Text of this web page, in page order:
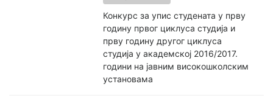
Конкурс за упис студената у прву
годину првог циклуса студија и
прву годину другог циклуса
студија у академској 2016/2017.
години на јавним високошколским
установама